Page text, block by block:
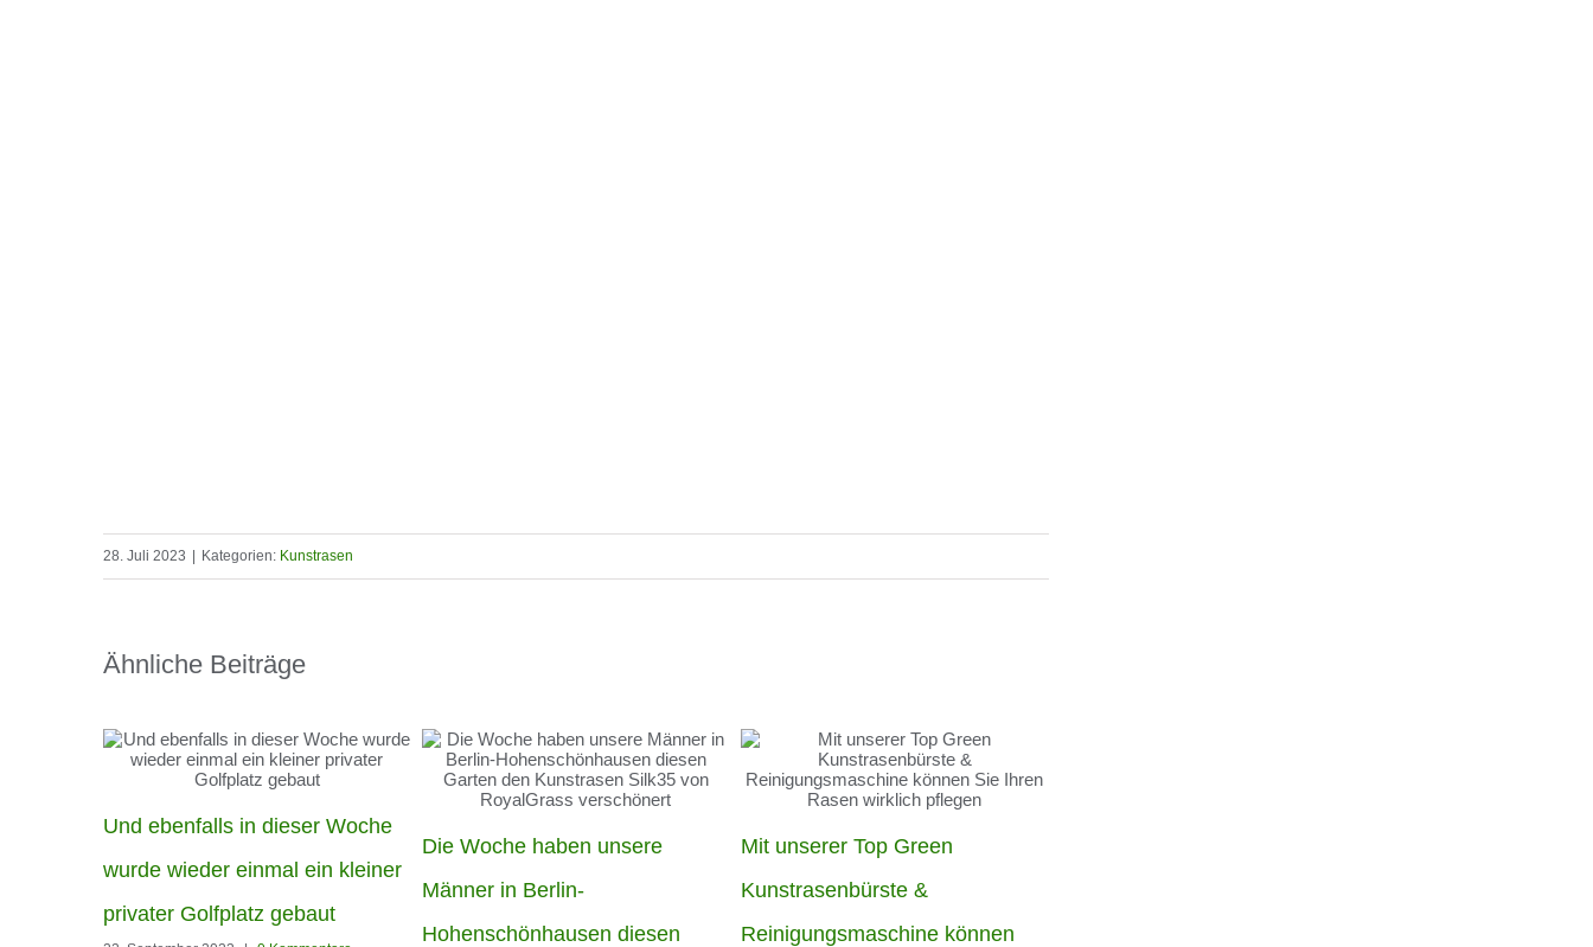
28. Juli 2023 Kategorien: Kunstrasen
Ähnliche Beiträge
Und ebenfalls in dieser Woche
wurde wieder einmal ein kleiner
privater Golfplatz gebaut
Die Woche haben unsere
Männer in Berlin-
Hohenschönhausen diesen
Mit unserer Top Green
Kunstrasenbürste &
Reinigungsmaschine können